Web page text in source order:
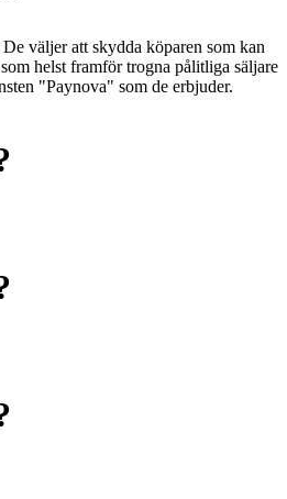
väljer att skydda köparen som kan
helst framför trogna pålitliga säljare
"Paynova" som de erbjuder.